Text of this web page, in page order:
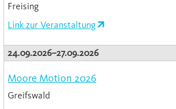
Freising
Link zur Veranstaltung
24.09.2026–27.09.2026
Moore Motion 2026
Greifswald